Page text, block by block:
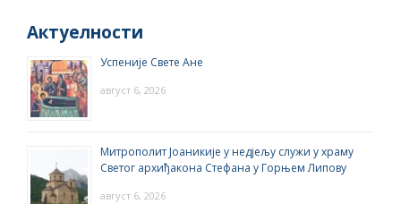
Актуелности
Успеније Свете Ане
август 6, 2026
Митрополит Јоаникије у недјељу служи у храму
Светог архиђакона Стефана у Горњем Липову
август 6, 2026